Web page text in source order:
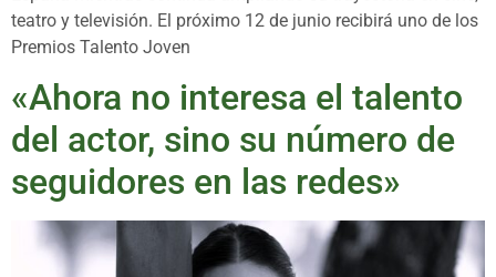
teatro y televisión. El próximo 12 de junio recibirá uno de los
Premios Talento Joven
«Ahora no interesa el talento
del actor, sino su número de
seguidores en las redes»